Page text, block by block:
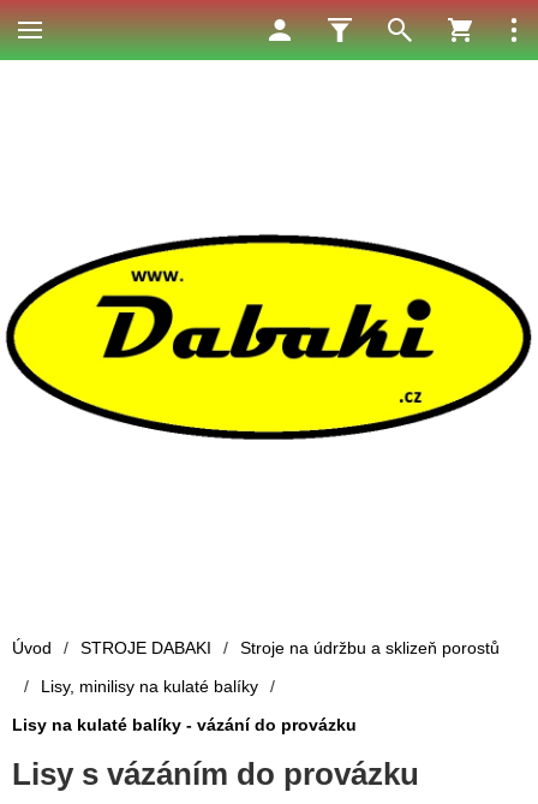
Úvod / STROJE DABAKI /
Stroje na údržbu a sklizeň porostů
/
Lisy, minilisy na kulaté balíky
/
Lisy na kulaté balíky - vázání do provázku
Lisy s vázáním do provázku